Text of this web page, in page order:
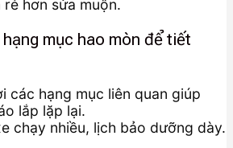
rẻ hơn sửa muộn.
mục hao mòn để tiết
các hạng mục liên quan giúp
lắp lặp lại.
chạy nhiều, lịch bảo dưỡng dày.